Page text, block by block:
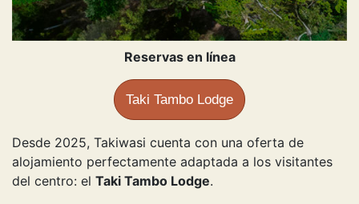
Reservas en línea
Taki Tambo Lodge
Desde 2025, Takiwasi cuenta con una oferta de
alojamiento perfectamente adaptada a los visitantes
del centro: el Taki Tambo Lodge.